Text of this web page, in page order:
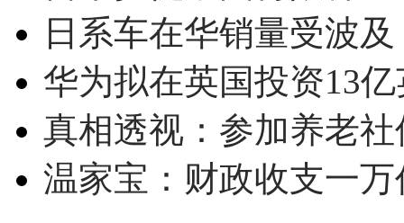
日系车在华销量受波
华为拟在英国投资13
真相透视：参加养老
温家宝：财政收支一